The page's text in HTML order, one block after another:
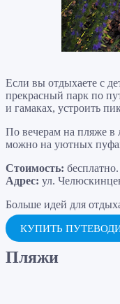
Если вы отдыхаете с
прекрасный парк по
и гамаках, устроить
По вечерам на пляже в
можно на уютных
Стоимость: бесплатно.
Адрес: ул.
Больше идей для
КУПИТЬ
Пляжи